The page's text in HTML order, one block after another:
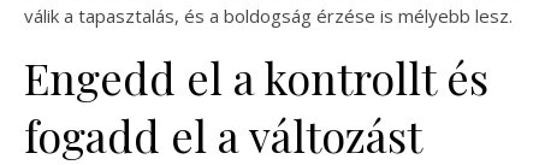
válik a tapasztalás, és a boldogság érzése is mélyebb lesz.
Engedd el a kontrollt és
fogadd el a változást